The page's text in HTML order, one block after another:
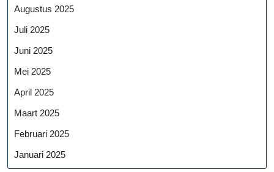
Augustus 2025
Juli 2025
Juni 2025
Mei 2025
April 2025
Maart 2025
Februari 2025
Januari 2025